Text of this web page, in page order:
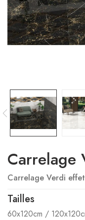
Carrelage
Carrelage Verdi
Tailles
60x120cm /